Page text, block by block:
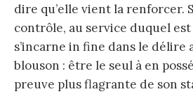
dire qu’elle vient la renforcer.
contrôle, au service duquel est
s’incarne in fine dans le délire
blouson : être le seul à en
preuve plus flagrante de son